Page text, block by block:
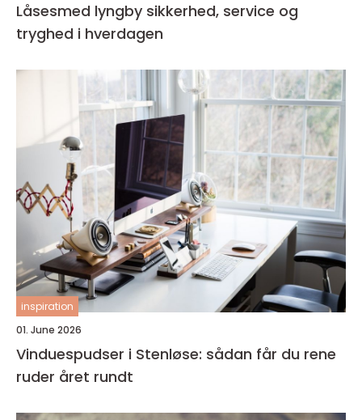
Låsesmed lyngby sikkerhed, service og
tryghed i hverdagen
inspiration
01. June 2026
Vinduespudser i Stenløse: sådan får du rene
ruder året rundt